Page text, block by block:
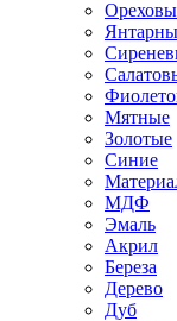
Мятные
Золотые
Синие
МДФ
Эмаль
Акрил
Береза
Дерево
Дуб